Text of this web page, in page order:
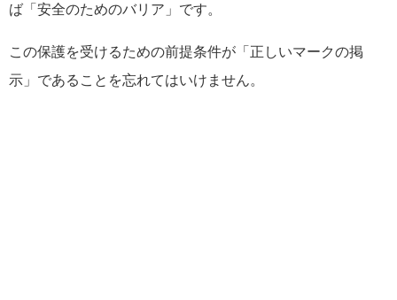
ば「安全のためのバリア」です。
この保護を受けるための前提条件が「正しいマークの掲
示」であることを忘れてはいけません。